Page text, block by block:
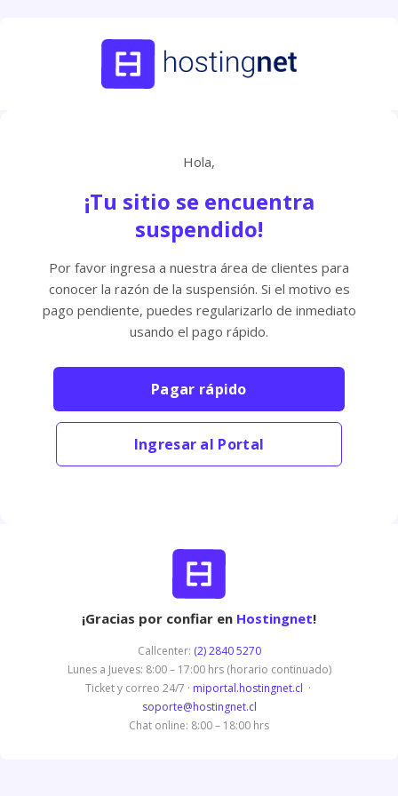
Hola,
¡Tu sitio se encuentra
suspendido!
Por favor ingresa a nuestra área de clientes para
conocer la razón de la suspensión. Si el motivo es
pago pendiente, puedes regularizarlo de inmediato
usando el pago rápido.
Pagar rápido
Ingresar al Portal
¡Gracias por confiar en Hostingnet!
Callcenter: (2) 2840 5270
Lunes a Jueves: 8:00 – 17:00 hrs (horario continuado)
Ticket y correo 24/7 · miportal.hostingnet.cl ·
soporte@hostingnet.cl
Chat online: 8:00 – 18:00 hrs